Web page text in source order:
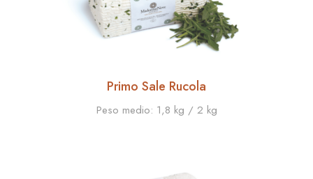
Primo Sale Rucola
Peso medio: 1,8 kg / 2 kg